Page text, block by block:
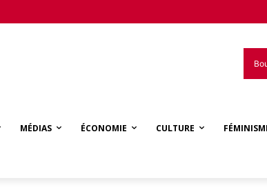
MÉDIAS ÉCONOMIE CULTURE